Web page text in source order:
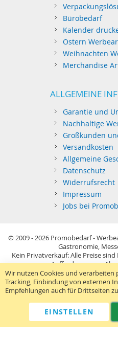
Bürobedarf
Kalender
Ostern
Weihnachten
Merchandise
ALLGEMEINE
Garantie und
Nachhaltige
Großkunden
Versandkosten
Allgemeine
Datenschutz
Widerrufsrecht
Impressum
Jobs bei
© 2009 - 2026 Promobedarf -
Gastronomie,
Kein Privatverkauf: Alle Preise
Aufforderung zur
Sie richten sich nur an
Preisangabenverordnung und
Sticks: Tagespreise ggf.
Telefon:040 38 63 12 40
Wir nutzen Cookies und verarbeiten
Tracking, Einbindung von externen
Empfehlungen auch für Drittseiten
EINSTELLEN